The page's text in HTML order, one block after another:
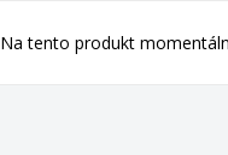
Na tento produkt